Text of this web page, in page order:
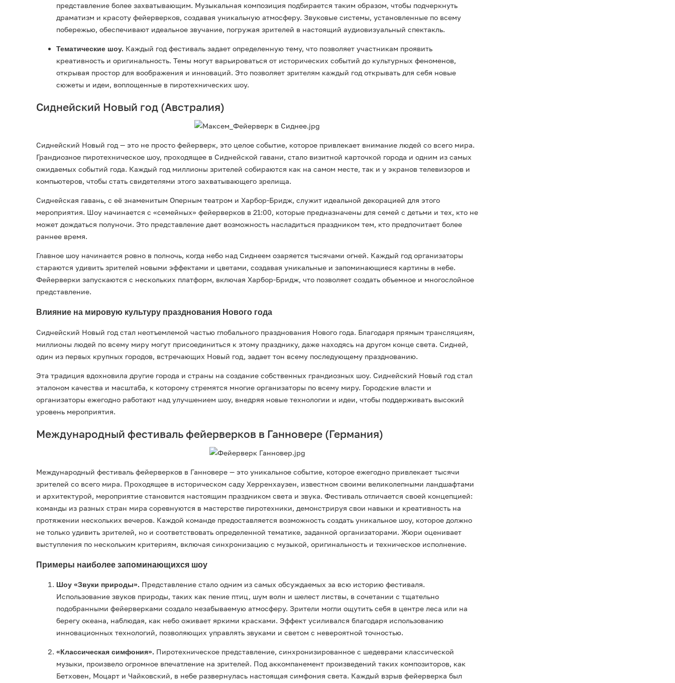
представление более захватывающим. Музыкальная композиция подбирается таким образом, чтобы подчеркнуть
драматизм и красоту фейерверков, создавая уникальную атмосферу. Звуковые системы, установленные по всему
побережью, обеспечивают идеальное звучание, погружая зрителей в настоящий аудиовизуальный спектакль.
Тематические шоу. Каждый год фестиваль задает определенную тему, что позволяет участникам проявить
креативность и оригинальность. Темы могут варьироваться от исторических событий до культурных феноменов,
открывая простор для воображения и инноваций. Это позволяет зрителям каждый год открывать для себя новые
сюжеты и идеи, воплощенные в пиротехнических шоу.
Сиднейский Новый год (Австралия)
Сиднейский Новый год — это не просто фейерверк, это целое событие, которое привлекает внимание людей со всего мира.
Грандиозное пиротехническое шоу, проходящее в Сиднейской гавани, стало визитной карточкой города и одним из самых
ожидаемых событий года. Каждый год миллионы зрителей собираются как на самом месте, так и у экранов телевизоров и
компьютеров, чтобы стать свидетелями этого захватывающего зрелища.
Сиднейская гавань, с её знаменитым Оперным театром и Харбор-Бридж, служит идеальной декорацией для этого
мероприятия. Шоу начинается с «семейных» фейерверков в 21:00, которые предназначены для семей с детьми и тех, кто не
может дождаться полуночи. Это представление дает возможность насладиться праздником тем, кто предпочитает более
раннее время.
Главное шоу начинается ровно в полночь, когда небо над Сиднеем озаряется тысячами огней. Каждый год организаторы
стараются удивить зрителей новыми эффектами и цветами, создавая уникальные и запоминающиеся картины в небе.
Фейерверки запускаются с нескольких платформ, включая Харбор-Бридж, что позволяет создать объемное и многослойное
представление.
Влияние на мировую культуру празднования Нового года
Сиднейский Новый год стал неотъемлемой частью глобального празднования Нового года. Благодаря прямым трансляциям,
миллионы людей по всему миру могут присоединиться к этому празднику, даже находясь на другом конце света. Сидней,
один из первых крупных городов, встречающих Новый год, задает тон всему последующему празднованию.
Эта традиция вдохновила другие города и страны на создание собственных грандиозных шоу. Сиднейский Новый год стал
эталоном качества и масштаба, к которому стремятся многие организаторы по всему миру. Городские власти и
организаторы ежегодно работают над улучшением шоу, внедряя новые технологии и идеи, чтобы поддерживать высокий
уровень мероприятия.
Международный фестиваль фейерверков в Ганновере (Германия)
Международный фестиваль фейерверков в Ганновере — это уникальное событие, которое ежегодно привлекает тысячи
зрителей со всего мира. Проходящее в историческом саду Херренхаузен, известном своими великолепными ландшафтами
и архитектурой, мероприятие становится настоящим праздником света и звука. Фестиваль отличается своей концепцией:
команды из разных стран мира соревнуются в мастерстве пиротехники, демонстрируя свои навыки и креативность на
протяжении нескольких вечеров. Каждой команде предоставляется возможность создать уникальное шоу, которое должно
не только удивить зрителей, но и соответствовать определенной тематике, заданной организаторами. Жюри оценивает
выступления по нескольким критериям, включая синхронизацию с музыкой, оригинальность и техническое исполнение.
Примеры наиболее запоминающихся шоу
Шоу «Звуки природы». Представление стало одним из самых обсуждаемых за всю историю фестиваля.
Использование звуков природы, таких как пение птиц, шум волн и шелест листвы, в сочетании с тщательно
подобранными фейерверками создало незабываемую атмосферу. Зрители могли ощутить себя в центре леса или на
берегу океана, наблюдая, как небо оживает яркими красками. Эффект усиливался благодаря использованию
инновационных технологий, позволяющих управлять звуками и светом с невероятной точностью.
«Классическая симфония». Пиротехническое представление, синхронизированное с шедеврами классической
музыки, произвело огромное впечатление на зрителей. Под аккомпанемент произведений таких композиторов, как
Бетховен, Моцарт и Чайковский, в небе развернулась настоящая симфония света. Каждый взрыв фейерверка был